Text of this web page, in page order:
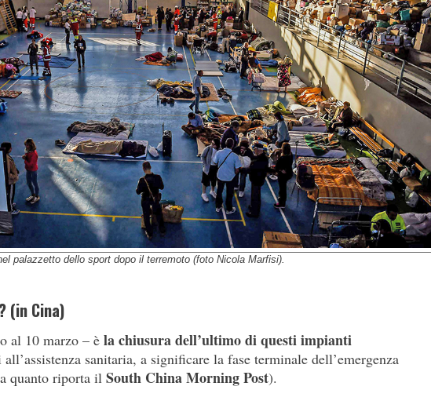
palazzetto dello sport dopo il terremoto (foto Nicola Marfisi).
(in Cina)
al 10 marzo – è la chiusura dell’ultimo di questi impianti
sanitaria, a significare la fase terminale dell’emergenza
quanto riporta il South China Morning Post).